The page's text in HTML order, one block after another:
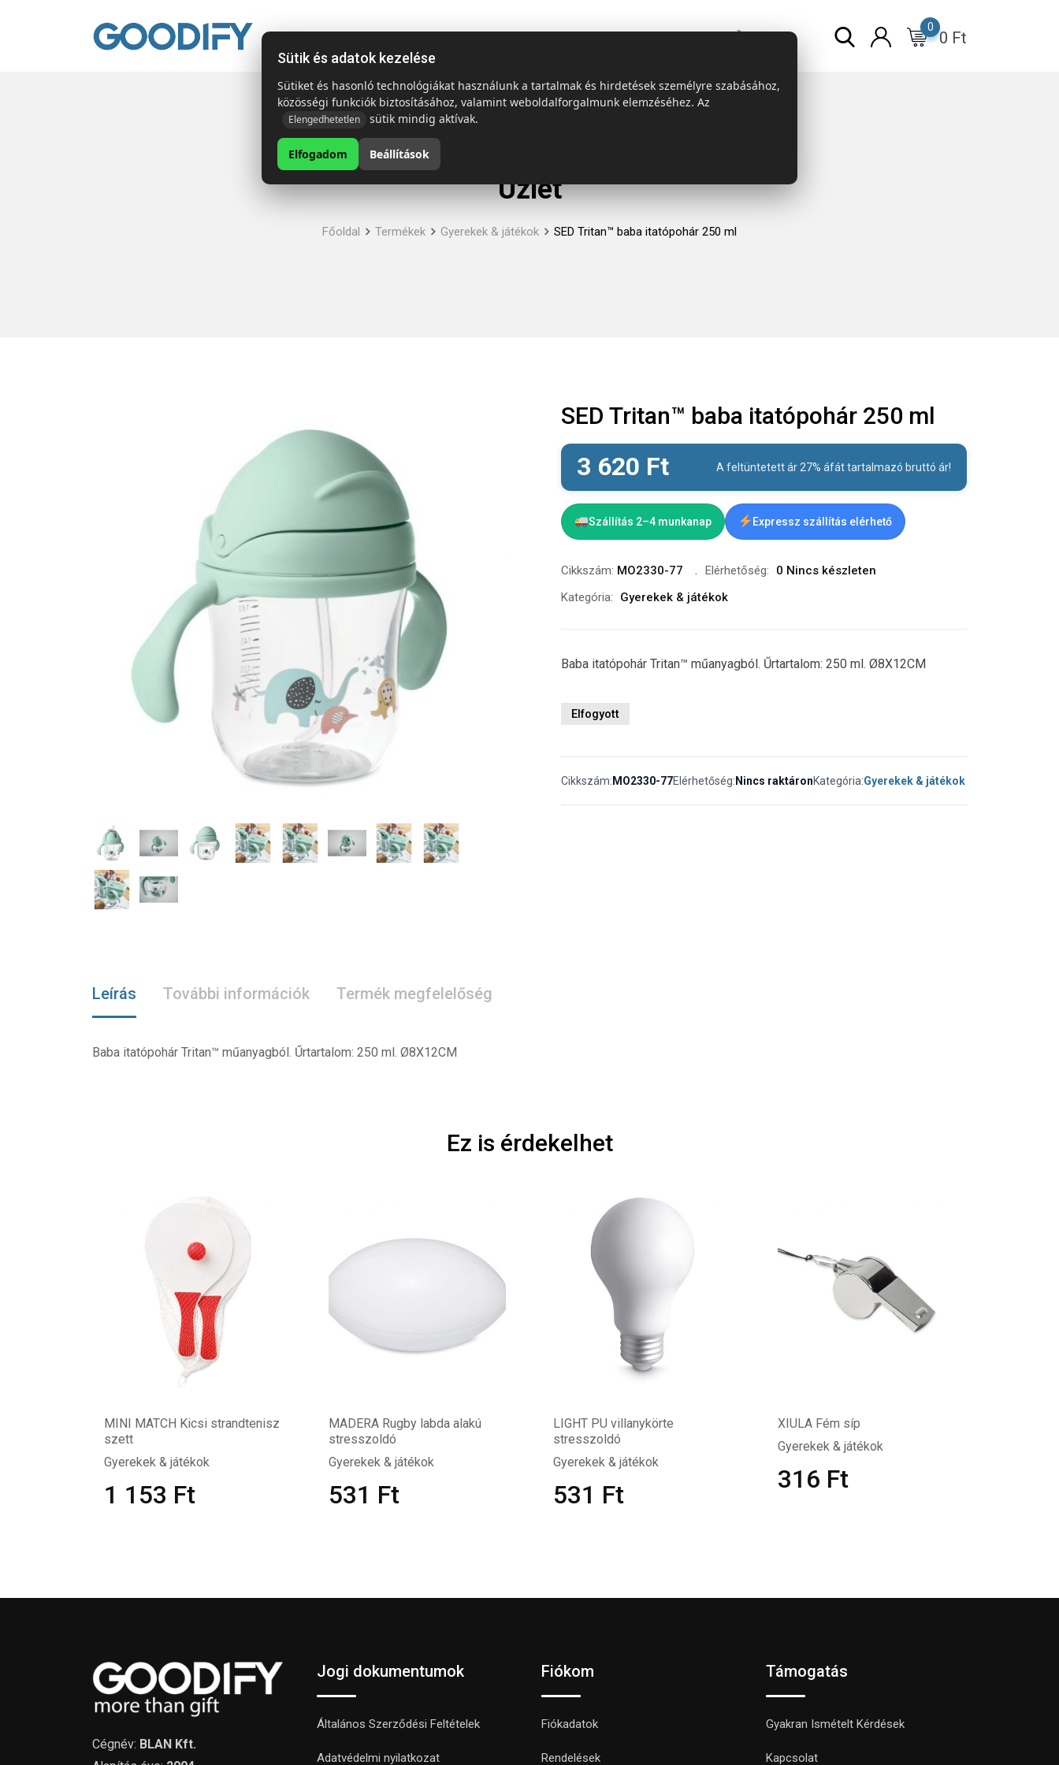
Kezdőlap Termékek Emblémázás és szállítás Tech = Kedvező ár ESG 0 Ft
0
Üzlet
Főoldal Termékek Gyerekek & játékok SED Tritan™ baba itatópohár 250 ml
SED Tritan™ baba itatópohár 250 ml
3 620 Ft A feltüntetett ár 27% áfát tartalmazó bruttó ár!
Szállítás 2–4 munkanap Expressz szállítás elérhető
Cikkszám: MO2330-77 Elérhetőség:
0 Nincs készleten
Kategória:
Gyerekek & játékok
Baba itatópohár Tritan™ műanyagból. Űrtartalom: 250 ml. Ø8X12CM
Elfogyott
Cikkszám: MO2330-77Elérhetőség: Nincs raktáronKategória:Gyerekek & játékok
Leírás További információk Termék megfelelőség
Baba itatópohár Tritan™ műanyagból. Űrtartalom: 250 ml. Ø8X12CM
Ez is érdekelhet
MINI MATCH Kicsi strandtenisz
szett
Gyerekek & játékok
1 153 Ft
MADERA Rugby labda alakú
stresszoldó
Gyerekek & játékok
531 Ft
LIGHT PU villanykörte
stresszoldó
Gyerekek & játékok
531 Ft
XIULA Fém síp
Gyerekek & játékok
316 Ft
Cégnév: BLAN Kft.
Jogi dokumentumok
Általános Szerződési Feltételek
Adatvédelmi nyilatkozat
Fiókom
Fiókadatok
Rendelések
Támogatás
Gyakran Ismételt Kérdések
Kapcsolat
Sütik és adatok kezelése
Sütiket és hasonló technológiákat használunk a tartalmak és hirdetések személyre szabásához,
közösségi funkciók biztosításához, valamint weboldalforgalmunk elemzéséhez. Az
Elengedhetetlen sütik mindig aktívak.
Elfogadom Beállítások